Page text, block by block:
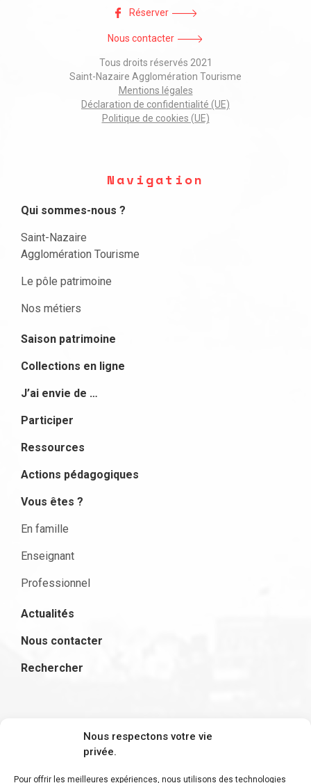
Nous respectons votre vie
privée.
Pour offrir les meilleures expériences, nous utilisons des technologies
Réserver
Nous contacter
Tous droits réservés 2021
Saint-Nazaire Agglomération Tourisme
Mentions légales
Déclaration de confidentialité (UE)
Politique de cookies (UE)
Navigation
Qui sommes-nous ?
Saint-Nazaire
Agglomération Tourisme
Le pôle patrimoine
Nos métiers
Saison patrimoine
Collections en ligne
J’ai envie de …
Participer
Ressources
Actions pédagogiques
Vous êtes ?
En famille
Enseignant
Professionnel
Actualités
Nous contacter
Rechercher
S'inscrire à la newsletter